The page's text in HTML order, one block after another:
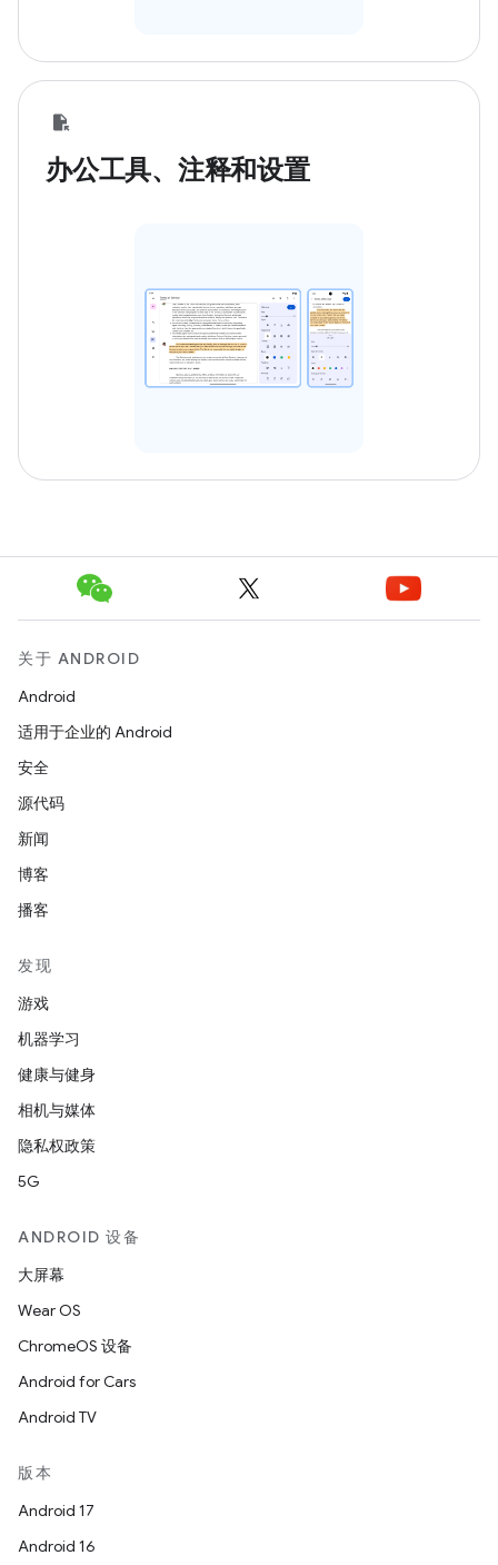
办公工具、注释和设置
关于 ANDROID
Android
适用于企业的 Android
安全
源代码
新闻
博客
播客
发现
游戏
机器学习
健康与健身
相机与媒体
隐私权政策
5G
ANDROID 设备
大屏幕
Wear OS
ChromeOS 设备
Android for Cars
Android TV
版本
Android 17
Android 16